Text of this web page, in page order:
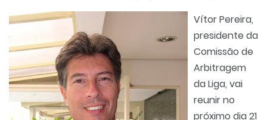
Vítor Pereira,
presidente da
Comissão de
Arbitragem
da Liga, vai
reunir no
próximo dia 21